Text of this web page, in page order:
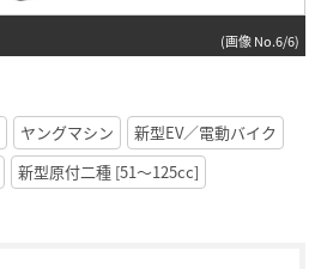
(画像 No.6/6)
ヤングマシン
新型EV／電動バイク
新型原付二種 [51〜125cc]